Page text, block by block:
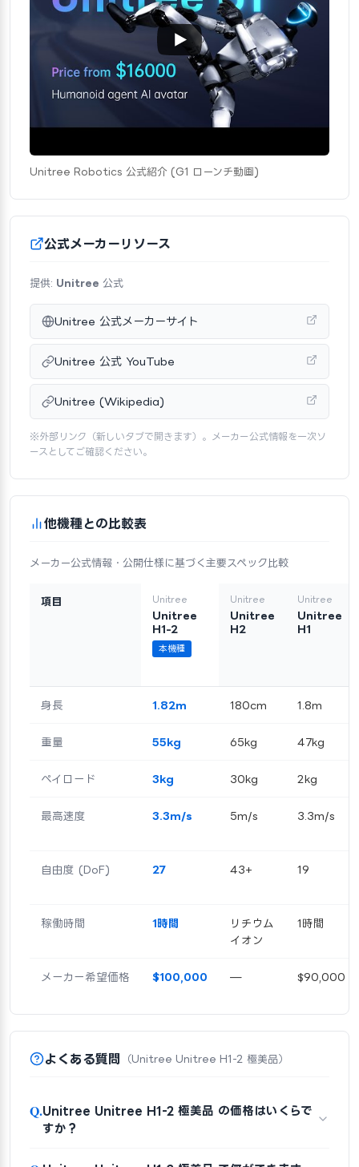
Unitree Robotics 公式紹介 (G1 ローンチ動画)
公式メーカーリソース
提供: Unitree 公式
Unitree 公式メーカーサイト
Unitree 公式 YouTube
Unitree (Wikipedia)
※外部リンク（新しいタブで開きます）。メーカー公式情報を一次ソ
ースとしてご確認ください。
他機種との比較表
メーカー公式情報・公開仕様に基づく主要スペック比較
項目 Unitree
Unitree
H1-2
本機種
Unitree
Unitree
H2
Unitree
Unitree
H1
身長 1.82m 180cm 1.8m
重量 55kg 65kg 47kg
ペイロード 3kg 30kg 2kg
最高速度 3.3m/s 5m/s 3.3m/s
自由度 (DoF) 27 43+ 19
稼働時間 1時間
リチウム
イオン
1時間
メーカー希望価格 $100,000 — $90,000
よくある質問 （Unitree Unitree H1-2 極美品）
Q.Unitree Unitree H1-2 極美品 の価格はいくらで
すか？